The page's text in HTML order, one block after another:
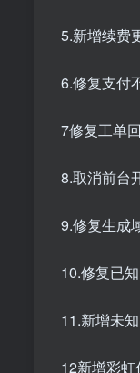
5.新增续费
6.修复支付
7修复工单
8.取消前台
9.修复生成
10.修复已
11.新增未
12新增彩虹